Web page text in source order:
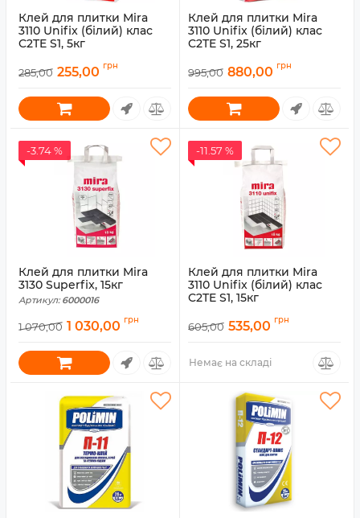
Клей для плитки Mira
3110 Unifix (білий) клас
C2TE S1, 5кг
285,00 255,00 грн
Клей для плитки Mira
3110 Unifix (білий) клас
C2TE S1, 25кг
995,00 880,00 грн
-3.74 %
Клей для плитки Mira
3130 Superfix, 15кг
Артикул: 6000016
1 070,00 1 030,00 грн
-11.57 %
Клей для плитки Mira
3110 Unifix (білий) клас
C2TE S1, 15кг
605,00 535,00 грн
Немає на складі